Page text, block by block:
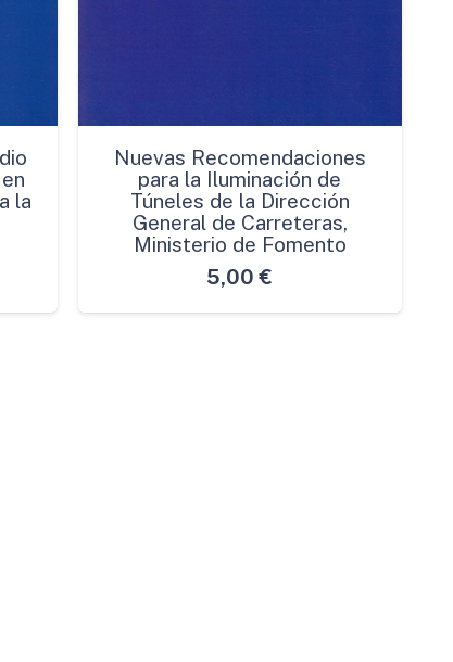
la
Nuevas Recomendaciones
para la Iluminación de
Túneles de la Dirección
General de Carreteras,
Ministerio de Fomento
5,00 €